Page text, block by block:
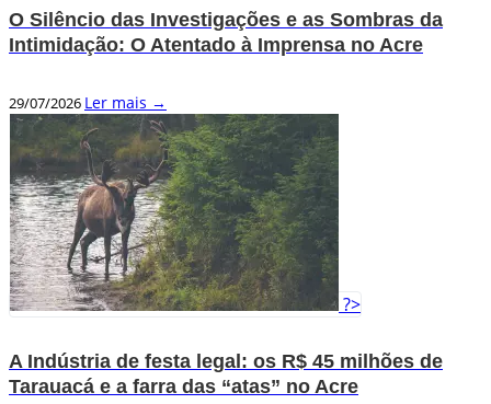
O Silêncio das Investigações e as Sombras da
Intimidação: O Atentado à Imprensa no Acre
29/07/2026 Ler mais →
?>
A Indústria de festa legal: os R$ 45 milhões de
Tarauacá e a farra das “atas” no Acre